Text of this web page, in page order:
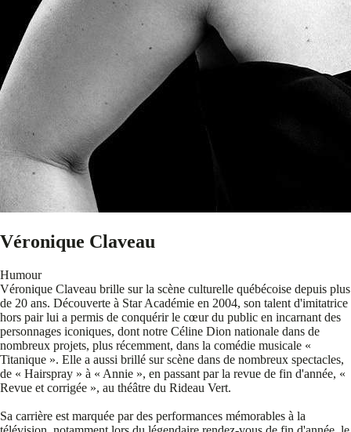
Véronique Claveau
Humour
Véronique Claveau brille sur la scène culturelle québécoise depuis plus
de 20 ans. Découverte à Star Académie en 2004, son talent d'imitatrice
hors pair lui a permis de conquérir le cœur du public en incarnant des
personnages iconiques, dont notre Céline Dion nationale dans de
nombreux projets, plus récemment, dans la comédie musicale «
Titanique ». Elle a aussi brillé sur scène dans de nombreux spectacles,
de « Hairspray » à « Annie », en passant par la revue de fin d'année, «
Revue et corrigée », au théâtre du Rideau Vert.
Sa carrière est marquée par des performances mémorables à la